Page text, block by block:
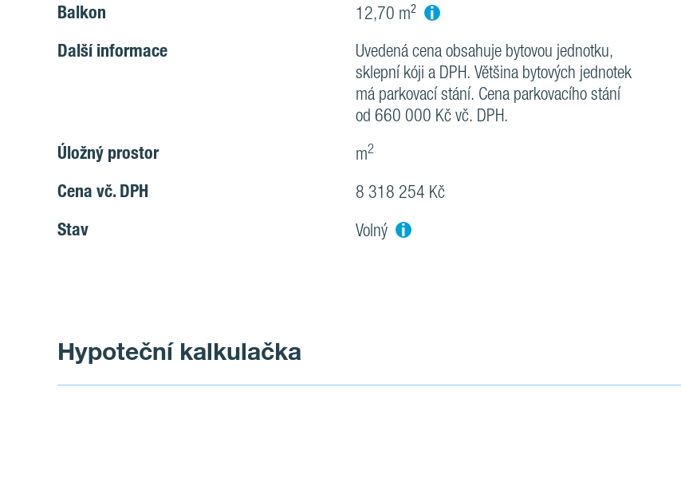
Balkon 12,70 m² i
Další informace
Uvedená cena obsahuje bytovou jednotku,
sklepní kóji a DPH. Většina bytových jednotek
má parkovací stání. Cena parkovacího stání
od 660 000 Kč vč. DPH.
Úložný prostor m2
Cena vč. DPH 8 318 254 Kč
Stav Volný i
Hypoteční kalkulačka